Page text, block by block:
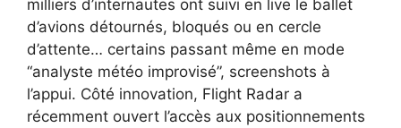
milliers d’internautes ont suivi en live le ballet
d’avions détournés, bloqués ou en cercle
d’attente… certains passant même en mode
“analyste météo improvisé”, screenshots à
l’appui. Côté innovation, Flight Radar a
récemment ouvert l’accès aux positionnements